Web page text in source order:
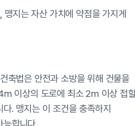
지는 자산 가치에 약점을 가지게
축법은 안전과 소방을 위해 건물을
이상의 도로에 최소 2m 이상 접
. 맹지는 이 조건을 충족하지